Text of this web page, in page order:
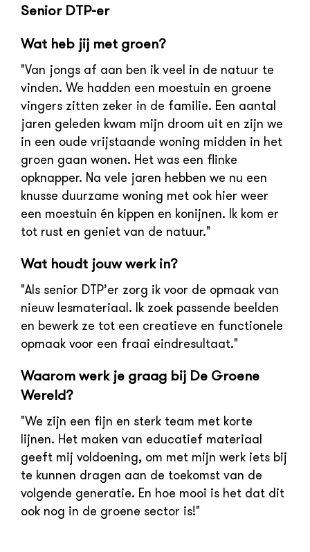
Senior DTP-er
Wat heb jij met groen?
"Van jongs af aan ben ik veel in de natuur te
vinden. We hadden een moestuin en groene
vingers zitten zeker in de familie. Een aantal
jaren geleden kwam mijn droom uit en zijn we
in een oude vrijstaande woning midden in het
groen gaan wonen. Het was een flinke
opknapper. Na vele jaren hebben we nu een
knusse duurzame woning met ook hier weer
een moestuin én kippen en konijnen. Ik kom er
tot rust en geniet van de natuur."
Wat houdt jouw werk in?
"Als senior DTP’er zorg ik voor de opmaak van
nieuw lesmateriaal. Ik zoek passende beelden
en bewerk ze tot een creatieve en functionele
opmaak voor een fraai eindresultaat."
Waarom werk je graag bij De Groene
Wereld?
"We zijn een fijn en sterk team met korte
lijnen. Het maken van educatief materiaal
geeft mij voldoening, om met mijn werk iets bij
te kunnen dragen aan de toekomst van de
volgende generatie. En hoe mooi is het dat dit
ook nog in de groene sector is!"